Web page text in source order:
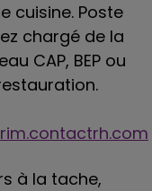
cuisine. Poste
chargé de la
CAP, BEP ou
à la tache,